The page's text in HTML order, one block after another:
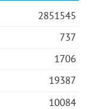
2851545
737
1706
19387
10084